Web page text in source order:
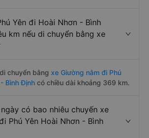
Yên đi Hoài Nhơn - Bình
km nếu di chuyển bằng xe
chuyển bằng xe Giường nằm đi Phú
Bình Định có chiều dài khoảng 369 km.
có bao nhiêu chuyến xe
Phú Yên Hoài Nhơn - Bình